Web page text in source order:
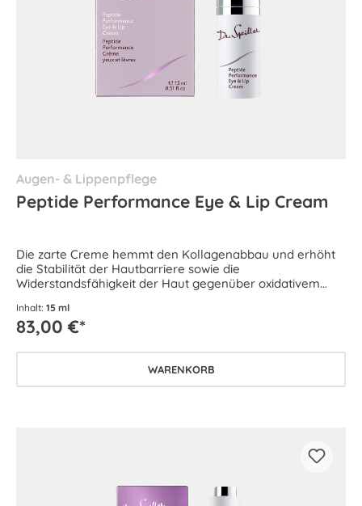
Augen- & Lippenpflege
Peptide Performance Eye & Lip Cream
Die zarte Creme hemmt den Kollagenabbau und erhöht
die Stabilität der Hautbarriere sowie die
Widerstandsfähigkeit der Haut gegenüber oxidativem
Inhalt: 15 ml
83,00 €*
WARENKORB